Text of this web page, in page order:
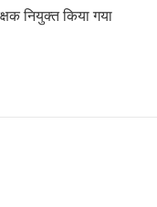
नियुक्त किया गया